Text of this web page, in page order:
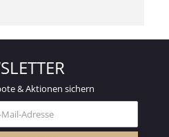
& Aktionen sichern